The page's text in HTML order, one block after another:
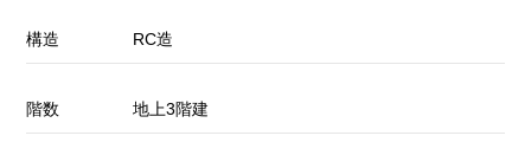
構造 RC造
階数 地上3階建